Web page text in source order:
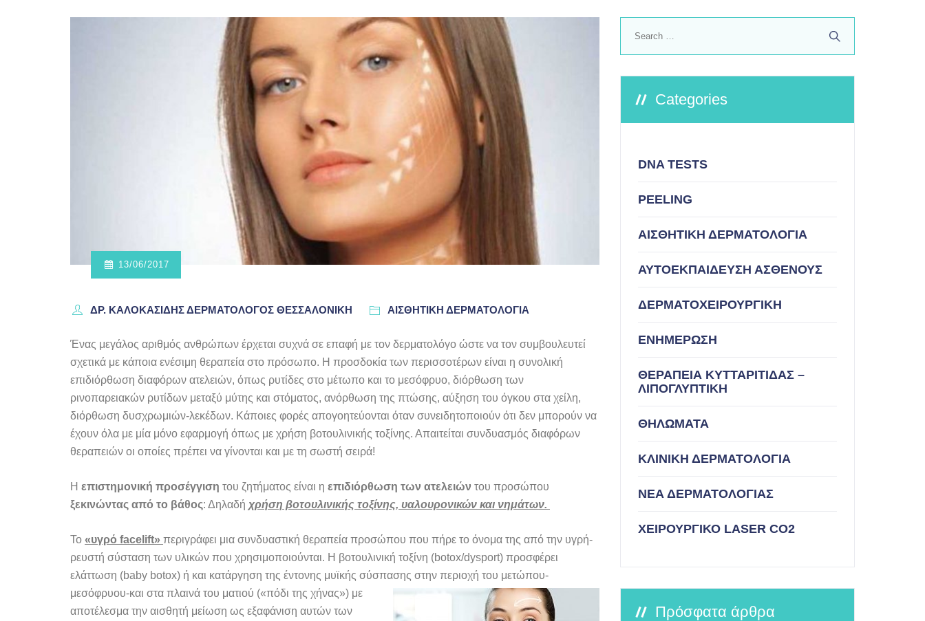
13/06/2017
ΔΡ. ΚΑΛΟΚΑΣΊΔΗΣ ΔΕΡΜΑΤΟΛΌΓΟΣ ΘΕΣΣΑΛΟΝΊΚΗ ΑΙΣΘΗΤΙΚΗ ΔΕΡΜΑΤΟΛΟΓΙΑ
Ένας μεγάλος αριθμός ανθρώπων έρχεται συχνά σε επαφή με τον δερματολόγο ώστε να τον συμβουλευτεί
σχετικά με κάποια ενέσιμη θεραπεία στο πρόσωπο. Η προσδοκία των περισσοτέρων είναι η συνολική
επιδιόρθωση διαφόρων ατελειών, όπως ρυτίδες στο μέτωπο και το μεσόφρυο, διόρθωση των
ρινοπαρειακών ρυτίδων μεταξύ μύτης και στόματος, ανόρθωση της πτώσης, αύξηση του όγκου στα χείλη,
διόρθωση δυσχρωμιών-λεκέδων. Κάποιες φορές απογοητεύονται όταν συνειδητοποιούν ότι δεν μπορούν να
έχουν όλα με μία μόνο εφαρμογή όπως με χρήση βοτουλινικής τοξίνης. Απαιτείται συνδυασμός διαφόρων
θεραπειών οι οποίες πρέπει να γίνονται και με τη σωστή σειρά!
Η επιστημονική προσέγγιση του ζητήματος είναι η επιδιόρθωση των ατελειών του προσώπου
ξεκινώντας από το βάθος: Δηλαδή χρήση βοτουλινικής τοξίνης, υαλουρονικών και νημάτων.
Το «υγρό facelift» περιγράφει μια συνδυαστική θεραπεία προσώπου που πήρε το όνομα της από την υγρή-
ρευστή σύσταση των υλικών που χρησιμοποιούνται. Η βοτουλινική τοξίνη (botox/dysport) προσφέρει
ελάττωση (baby botox) ή και κατάργηση της έντονης μυϊκής σύσπασης στην περιοχή του μετώπου-
μεσόφρυου-και στα πλαινά του ματιού («πόδι της χήνας») με
αποτέλεσμα την αισθητή μείωση ως εξαφάνιση αυτών των
Categories
DNA TESTS
PEELING
ΑΙΣΘΗΤΙΚΗ ΔΕΡΜΑΤΟΛΟΓΙΑ
ΑΥΤΟΕΚΠΑΙΔΕΥΣΗ ΑΣΘΕΝΟΥΣ
ΔΕΡΜΑΤΟΧΕΙΡΟΥΡΓΙΚΗ
ΕΝΗΜΕΡΩΣΗ
ΘΕΡΑΠΕΙΑ ΚΥΤΤΑΡΙΤΙΔΑΣ –
ΛΙΠΟΓΛΥΠΤΙΚΗ
ΘΗΛΩΜΑΤΑ
ΚΛΙΝΙΚΗ ΔΕΡΜΑΤΟΛΟΓΙΑ
ΝΕΑ ΔΕΡΜΑΤΟΛΟΓΙΑΣ
ΧΕΙΡΟΥΡΓΙΚΟ LASER CO2
Πρόσφατα άρθρα